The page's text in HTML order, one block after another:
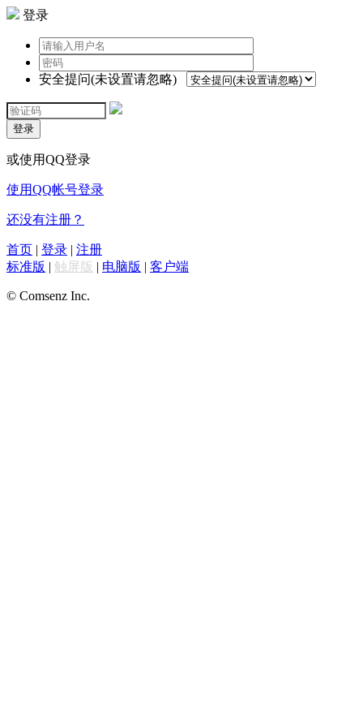
登录
安全提问(未设置请忽略)
登录
或使用QQ登录
使用QQ帐号登录
还没有注册？
首页 | 登录 | 注册
标准版 | 触屏版 | 电脑版 | 客户端
© Comsenz Inc.